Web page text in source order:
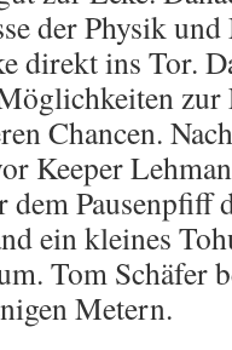
der Physik
direkt ins Tor.
Chancen.
Keeper
Pausenpfiff
ein kleines
Tom Schäfer
Metern.